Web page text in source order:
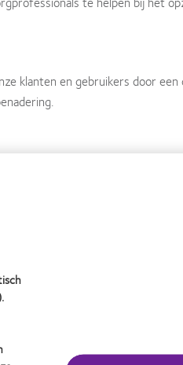
klanten en gebruikers door
een mogelijkheid wordt
in staat te zijn de
te veranderen, omdat wij bezig